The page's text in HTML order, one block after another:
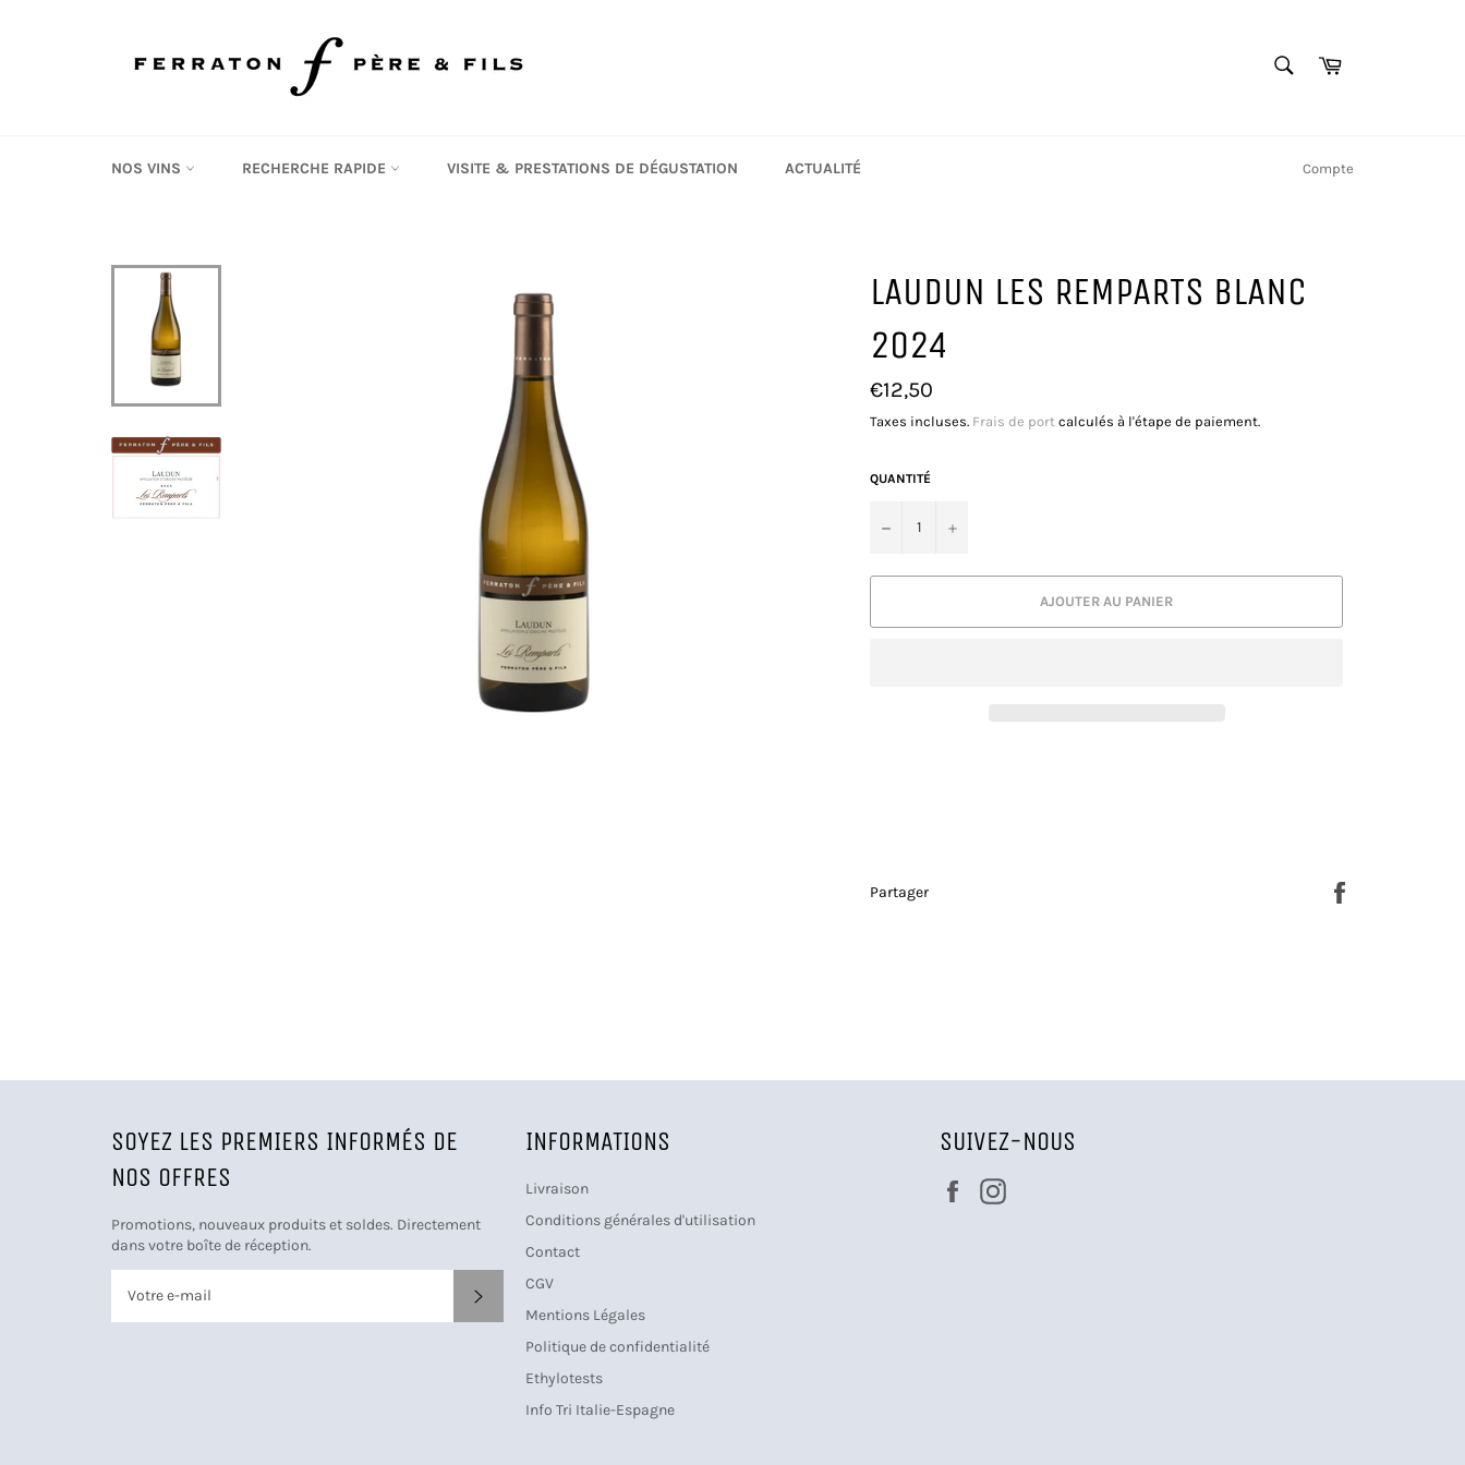
Panier
NOS VINS RECHERCHE RAPIDE VISITE & PRESTATIONS DE DÉGUSTATION ACTUALITÉ Compte
LAUDUN LES REMPARTS BLANC
2024
Prix
régulier
€12,50
Taxes incluses. Frais de port calculés à l'étape de paiement.
QUANTITÉ
− +
AJOUTER AU PANIER
Partager
SOYEZ LES PREMIERS INFORMÉS DE
NOS OFFRES
Promotions, nouveaux produits et soldes. Directement
dans votre boîte de réception.
S'INSCRIRE
INFORMATIONS
Livraison
Conditions générales d'utilisation
Contact
CGV
Mentions Légales
Politique de confidentialité
Ethylotests
Info Tri Italie-Espagne
SUIVEZ-NOUS
Facebook